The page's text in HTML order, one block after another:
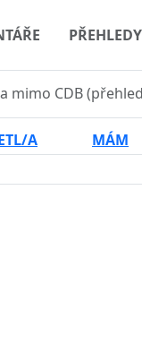
PŘEHLEDY
mimo CDB
A MÁM